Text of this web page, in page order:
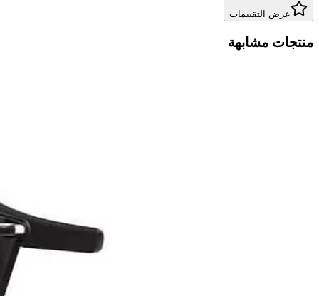
عرض التقييمات
منتجات مشابهة